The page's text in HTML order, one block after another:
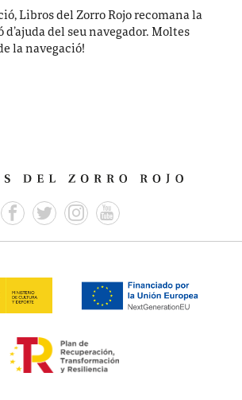
Libros del Zorro Rojo recomana la
del seu navegador. Moltes
la navegació!